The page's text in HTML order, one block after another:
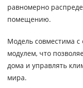
равномерно
помещению.
Модель совместима
модулем, что
дома и управлять
мира.